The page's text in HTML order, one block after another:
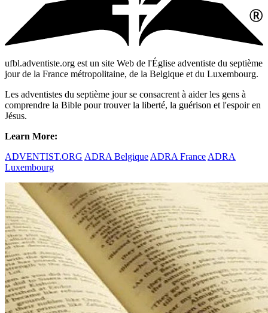
ufbl.adventiste.org est un site Web de l'Église adventiste du septième
jour de la France métropolitaine, de la Belgique et du Luxembourg.
Les adventistes du septième jour se consacrent à aider les gens à
comprendre la Bible pour trouver la liberté, la guérison et l'espoir en
Jésus.
Learn More:
ADVENTIST.ORG ADRA Belgique ADRA France ADRA
Luxembourg